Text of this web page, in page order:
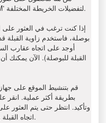
لموقعك. يمكنك استخدام خيار 'OSM' لتفضيلات الخريطة المختلفة.
إذا كنت ترغب في العثور على
بوصلة، فاستخدم زاوية القبلة
القبلة للبوصلة). الآن يمكنك
قم بتنشيط الموقع على
بطريقة أكثر عملية. انقر
وتأكيد. انتظر حتى يتم
اتجاه القبلة وزاوية القبلة اللازمة لبوصلة بسرعة.